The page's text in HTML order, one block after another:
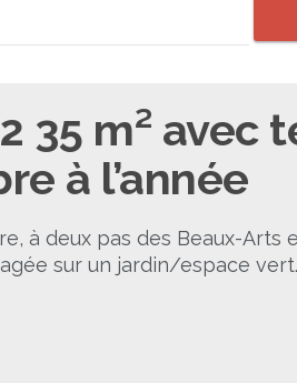
35 m² avec
à l’année
à deux pas des Beaux-Arts
sur un jardin/espace vert.